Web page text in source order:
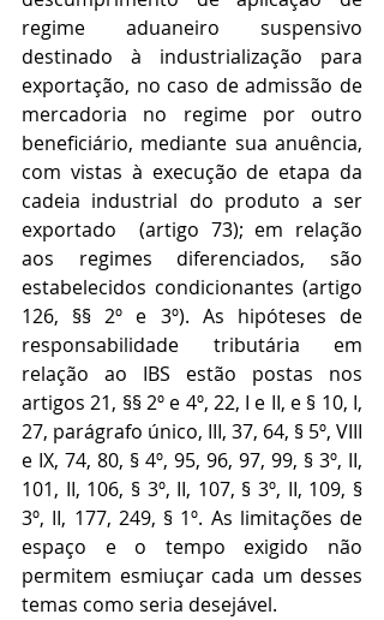
regime aduaneiro suspensivo
destinado à industrialização para
exportação, no caso de admissão de
mercadoria no regime por outro
beneficiário, mediante sua anuência,
com vistas à execução de etapa da
cadeia industrial do produto a ser
exportado  (artigo 73); em relação
aos regimes diferenciados, são
estabelecidos condicionantes (artigo
126, §§ 2º e 3º). As hipóteses de
responsabilidade tributária em
relação ao IBS estão postas nos
artigos 21, §§ 2º e 4º, 22, I e II, e § 10, I,
27, parágrafo único, III, 37, 64, § 5º, VIII
e IX, 74, 80, § 4º, 95, 96, 97, 99, § 3º, II,
101, II, 106, § 3º, II, 107, § 3º, II, 109, §
3º, II, 177, 249, § 1º. As limitações de
espaço e o tempo exigido não
permitem esmiuçar cada um desses
temas como seria desejável.